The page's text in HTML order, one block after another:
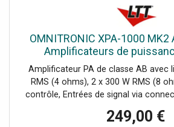
OMNITRONIC XPA-1000
Amplificateurs de
Amplificateur PA de classe AB avec
RMS (4 ohms), 2 x 300 W RMS (8
contrôle, Entrées de signal via
et paires de bornes à vis, Circuit de
249,00 €